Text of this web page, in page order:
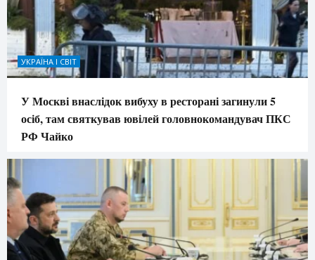
УКРАЇНА І СВІТ
У Москві внаслідок вибуху в ресторані загинули 5
осіб, там святкував ювілей головнокомандувач ПКС
РФ Чайко